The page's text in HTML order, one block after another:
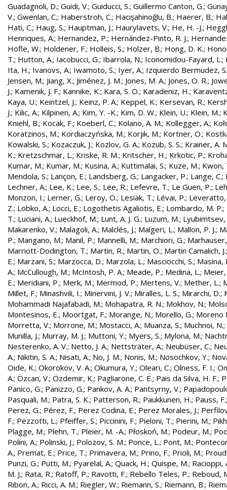
Guadagnoli, D.; Guidi, V.; Guiducci, S.; Guillermo Canton, G.;
V.; Gwenlan, C.; Haberstroh, C.; Hacışahinoğlu, B.; Haerer, B.;
Hati, C.; Haug, S.; Hauptman, J.; Haurylavets, V.; He, H. -J.;
Henriques, A.; Hernandez, P.; Hernández-Pinto, R. J.;
Höfle, W.; Holdener, F.; Holleis, S.; Holzer, B.; Hong, D. K.;
T.; Hutton, A.; Iacobucci, G.; Ibarrola, N.; Iconomidou-Fayard, L.;
Ita, H.; Ivanovs, A.; Iwamoto, S.; Iyer, A.; Izquierdo Bermudez, S.
Jensen, M.; Jiang, X.; Jiménez, J. M.; Jones, M. A.; Jones, O. R.;
J.; Kamenik, J. F.; Kannike, K.; Kara, S. O.; Karadeniz, H.;
Kaya, U.; Keintzel, J.; Keinz, P. A.; Keppel, K.; Kersevan, R.;
J.; Kilic, A.; Kilpinen, A.; Kim, Y. -K.; Kim, D. W.; Klein, U.; Klein, M.;
Kniehl, B.; Kocak, F.; Koeberl, C.; Kolano, A. M.; Kollegger, A.;
Koratzinos, M.; Kordiaczyńska, M.; Korjik, M.; Kortner, O.;
Kowalski, S.; Kozaczuk, J.; Kozlov, G. A.; Kozub, S. S.; Krainer, A.
K.; Kretzschmar, L.; Kriske, R. M.; Kritscher, H.; Krkotic, P.;
Kumar, M.; Kumar, M.; Kusina, A.; Kuttimalai, S.; Kuze, M.; Kwon,
Mendola, S.; Lançon, E.; Landsberg, G.; Langacker, P.; Lange, C.;
Lechner, A.; Lee, K.; Lee, S.; Lee, R.; Lefevre, T.; Le Guen, P.;
Monzon, I.; Lerner, G.; Leroy, O.; Lesiak, T.; Lévai, P.; Leveratto,
Z.; Lobko, A.; Locci, E.; Logothetis Agaliotis, E.; Lombardo, M. P.;
T.; Luciani, A.; Lueckhof, M.; Lunt, A. J. G.; Luzum, M.; Lyubimtsev,
Makarenko, V.; Malagoli, A.; Malclés, J.; Malgeri, L.; Mallon, P. J.;
P.; Mangano, M.; Manil, P.; Mannelli, M.; Marchiori, G.;
Marriott-Dodington, T.; Martin, R.; Martin, O.; Martin Camalich, J.
E.; Marzani, S.; Marzocca, D.; Marzola, L.; Masciocchi, S.; Masina,
A.; McCullough, M.; McIntosh, P. A.; Meade, P.; Medina, L.; Meier,
E.; Meridiani, P.; Merk, M.; Mermod, P.; Mertens, V.; Mether, L.;
Millet, F.; Minashvili, I.; Minervini, J. V.; Miralles, L. S.; Mirarchi, D.;
Mohammadi Najafabadi, M.; Mohapatra, R. N.; Mokhov, N.;
Montesinos, E.; Moortgat, F.; Morange, N.; Morello, G.; Moreno
Morretta, V.; Morrone, M.; Mostacci, A.; Muanza, S.; Muchnoi, N.;
Munilla, J.; Murray, M. J.; Muttoni, Y.; Myers, S.; Mylona, M.;
Nesterenko, A. V.; Netto, J. A.; Nettsträter, A.; Neubüser, C.;
A.; Nikitin, S. A.; Nisati, A.; No, J. M.; Nonis, M.; Nosochkov, Y.;
Oide, K.; Okorokov, V. A.; Okumura, Y.; Oleari, C.; Olness, F. I.;
A.; Özcan, V.; Özdemir, K.; Pagliarone, C. E.; Pais da Silva, H. F.;
Panico, G.; Panizzo, G.; Pankov, A. A.; Pantsyrny, V.;
Pasquali, M.; Patra, S. K.; Patterson, R.; Paukkunen, H.; Pauss, F.
Perez, G.; Pérez, F.; Perez Codina, E.; Perez Morales, J.;
F.; Pezzotti, L.; Pfeiffer, S.; Piccinini, F.; Pieloni, T.; Pierini, M.;
Plagge, M.; Plehn, T.; Pleier, M. -A.; Płoskoń, M.; Podeur, M.;
Polini, A.; Polinski, J.; Polozov, S. M.; Ponce, L.; Pont, M.;
A.; Premat, E.; Price, T.; Primavera, M.; Prino, F.; Prioli, M.;
Punzi, G.; Putti, M.; Pyarelal, A.; Quack, H.; Quispe, M.; Racioppi,
M. J.; Rata, R.; Ratoff, P.; Ravotti, F.; Rebello Teles, P.; Reboud,
Ribon, A.; Ricci, A. M.; Riegler, W.; Riemann, S.; Riemann, B.;